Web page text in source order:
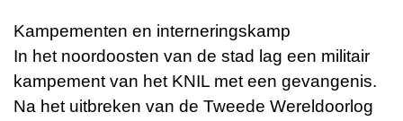
Kampementen en interneringskamp
In het noordoosten van de stad lag een militair
kampement van het KNIL met een gevangenis.
Na het uitbreken van de Tweede Wereldoorlog